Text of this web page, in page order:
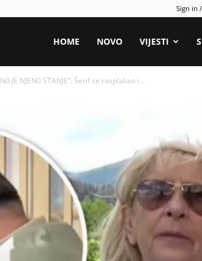
Sign in
HOME NOVO VIJESTI
JE NJEN0 STANJE”: Šerif se rasplakao i...